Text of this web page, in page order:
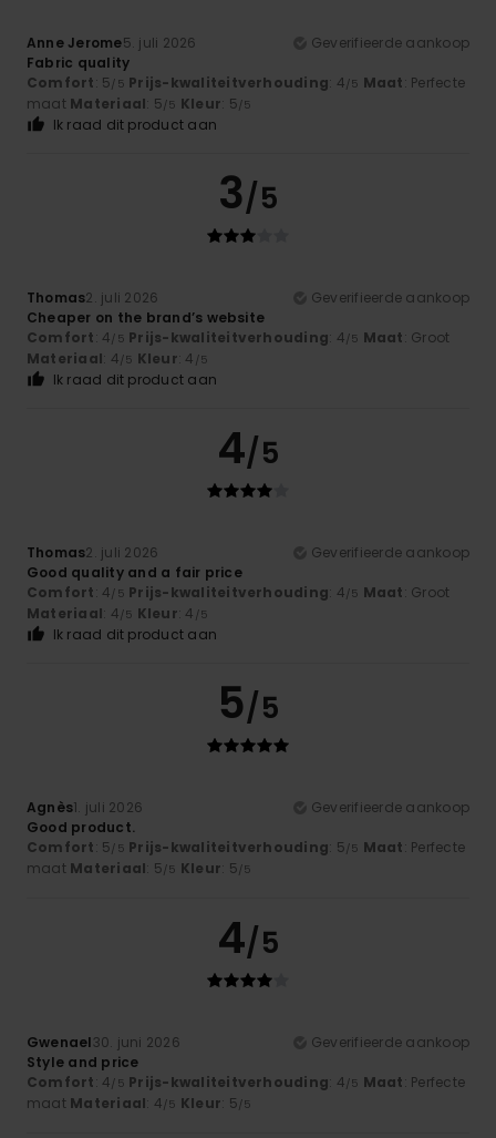
Anne Jerome5. juli 2026
Geverifieerde aankoop
Fabric quality
Comfort: 5/5 Prijs-kwaliteitverhouding: 4/5 Maat: Perfecte
maat Materiaal: 5/5 Kleur: 5/5
Ik raad dit product aan
3/5
Thomas2. juli 2026
Geverifieerde aankoop
Cheaper on the brand’s website
Comfort: 4/5 Prijs-kwaliteitverhouding: 4/5 Maat: Groot
Materiaal: 4/5 Kleur: 4 /5
Ik raad dit product aan
4/5
Thomas2. juli 2026
Geverifieerde aankoop
Good quality and a fair price
Comfort: 4/5 Prijs-kwaliteitverhouding: 4/5 Maat: Groot
Materiaal: 4/5 Kleur: 4 /5
Ik raad dit product aan
5/5
Agnès1. juli 2026
Geverifieerde aankoop
Good product.
Comfort: 5/5 Prijs-kwaliteitverhouding: 5/5 Maat: Perfecte
maat Materiaal: 5/5 Kleur: 5/5
4/5
Gwenael30. juni 2026
Geverifieerde aankoop
Style and price
Comfort: 4/5 Prijs-kwaliteitverhouding: 4/5 Maat: Perfecte
maat Materiaal: 4/5 Kleur: 5/5